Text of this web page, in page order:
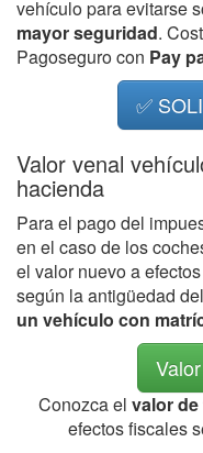
vehículo para evitarse
mayor seguridad.
Pagoseguro con Pay
✅
Valor venal
hacienda
Para el pago del
en el caso de los
el valor nuevo a
según la antigüedad
un vehículo con
Conozca el valor
efectos fiscales